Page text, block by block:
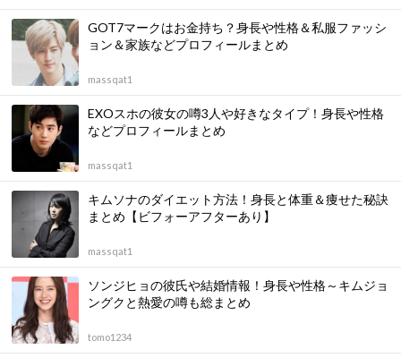
GOT7マークはお金持ち？身長や性格＆私服ファッシ
ョン＆家族などプロフィールまとめ
massqat1
EXOスホの彼女の噂3人や好きなタイプ！身長や性格
などプロフィールまとめ
massqat1
キムソナのダイエット方法！身長と体重＆痩せた秘訣
まとめ【ビフォーアフターあり】
massqat1
ソンジヒョの彼氏や結婚情報！身長や性格～キムジョ
ングクと熱愛の噂も総まとめ
tomo1234